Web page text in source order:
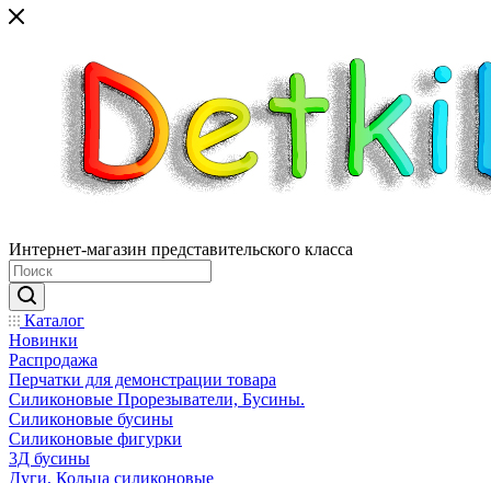
Интернет-магазин представительского класса
Каталог
Новинки
Распродажа
Перчатки для демонстрации товара
Силиконовые Прорезыватели, Бусины.
Силиконовые бусины
Силиконовые фигурки
3Д бусины
Дуги, Кольца силиконовые